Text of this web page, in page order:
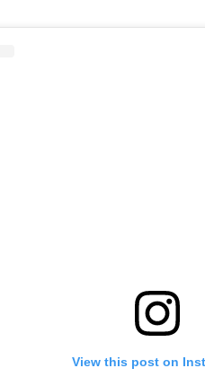
View this post on